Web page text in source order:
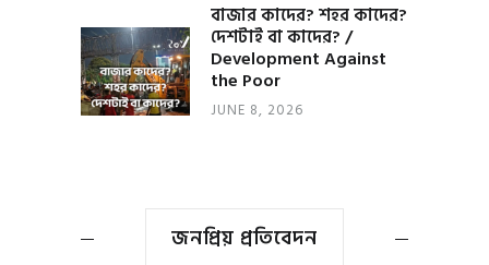
বাজার কাদের? শহর কাদের?
দেশটাই বা কাদের? /
Development Against
the Poor
JUNE 8, 2026
জনপ্রিয় প্রতিবেদন